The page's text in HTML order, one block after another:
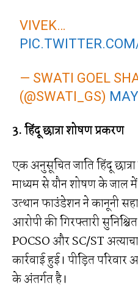
VIVEK…
— SWATI GOEL
(@SWATI_GS)
3. हिंदू छात्रा शोषण प्रकरण
एक अनुसूचित जाति हिंदू
माध्यम से यौन शोषण के जाल में
उत्थान फाउंडेशन ने कानूनी
आरोपी की गिरफ्तारी
POCSO और SC/ST
कार्रवाई हुई। पीड़ित
के अंतर्गत है।